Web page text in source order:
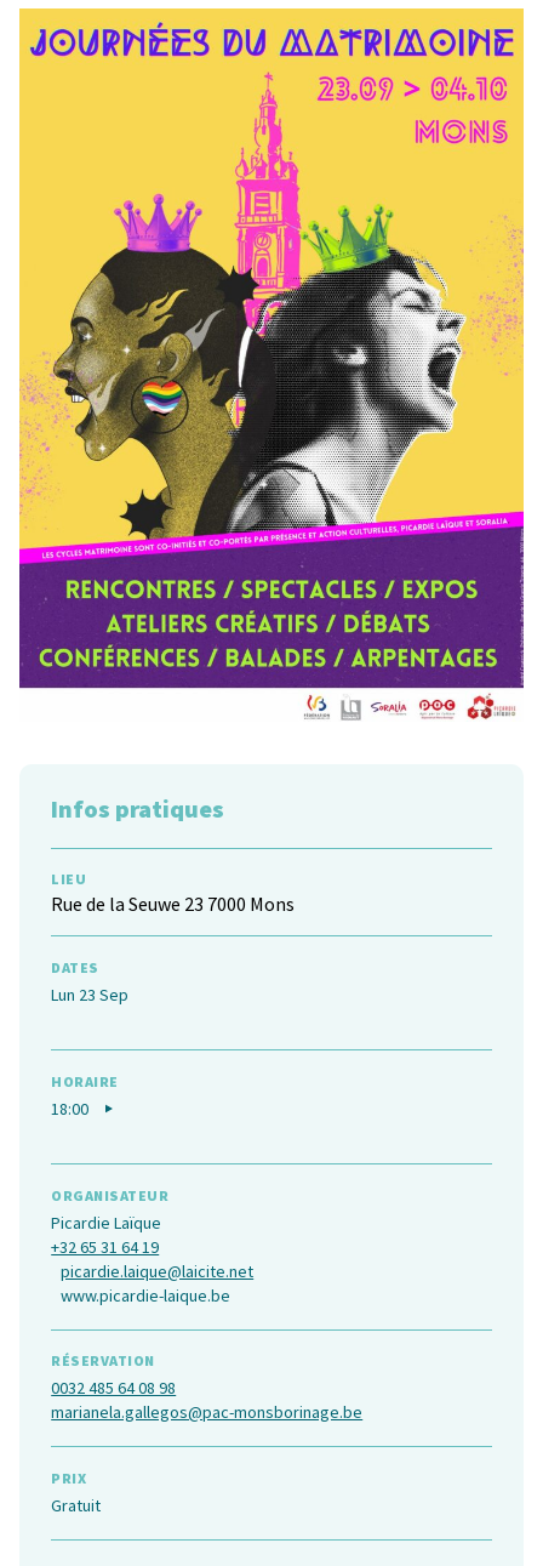
Infos pratiques
LIEU
Rue de la Seuwe 23 7000 Mons
DATES
Lun 23 Sep
HORAIRE
18:00
ORGANISATEUR
Picardie Laïque
+32 65 31 64 19
picardie.laique@laicite.net
www.picardie-laique.be
RÉSERVATION
0032 485 64 08 98
marianela.gallegos@pac-monsborinage.be
PRIX
Gratuit